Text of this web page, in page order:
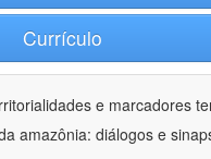
Currículo
e marcadores
amazônia: diálogos e